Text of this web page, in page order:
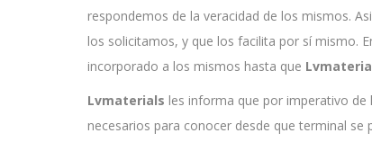
respondemos de la veracidad de los mismos.
los solicitamos, y que los facilita por sí mismo.
incorporado a los mismos hasta que
Lvmaterials les informa que por imperativo de
necesarios para conocer desde que terminal